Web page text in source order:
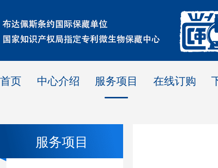
首页 中心介绍 服务项目 在线订购
服务项目